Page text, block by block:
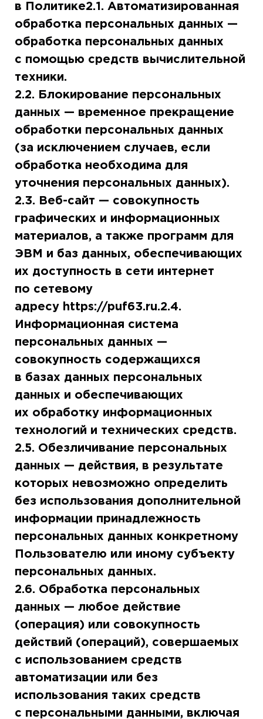
в Политике2.1. Автоматизированная
обработка персональных данных —
обработка персональных данных
с помощью средств вычислительной
техники.
2.2. Блокирование персональных
данных — временное прекращение
обработки персональных данных
(за исключением случаев, если
обработка необходима для
уточнения персональных данных).
2.3. Веб-сайт — совокупность
графических и информационных
материалов, а также программ для
ЭВМ и баз данных, обеспечивающих
их доступность в сети интернет
по сетевому
адресу https://puf63.ru.2.4.
Информационная система
персональных данных —
совокупность содержащихся
в базах данных персональных
данных и обеспечивающих
их обработку информационных
технологий и технических средств.
2.5. Обезличивание персональных
данных — действия, в результате
которых невозможно определить
без использования дополнительной
информации принадлежность
персональных данных конкретному
Пользователю или иному субъекту
персональных данных.
2.6. Обработка персональных
данных — любое действие
(операция) или совокупность
действий (операций), совершаемых
с использованием средств
автоматизации или без
использования таких средств
с персональными данными, включая